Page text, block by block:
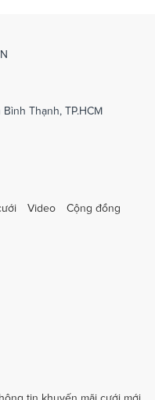
Thạnh, TP.HCM
Video Cộng đồng